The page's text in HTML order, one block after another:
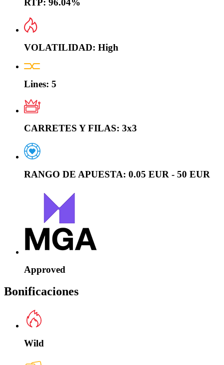
RTP: 96.04%
VOLATILIDAD: High
Lines: 5
CARRETES Y FILAS: 3x3
RANGO DE APUESTA: 0.05 EUR - 50 EUR
Approved
Bonificaciones
Wild